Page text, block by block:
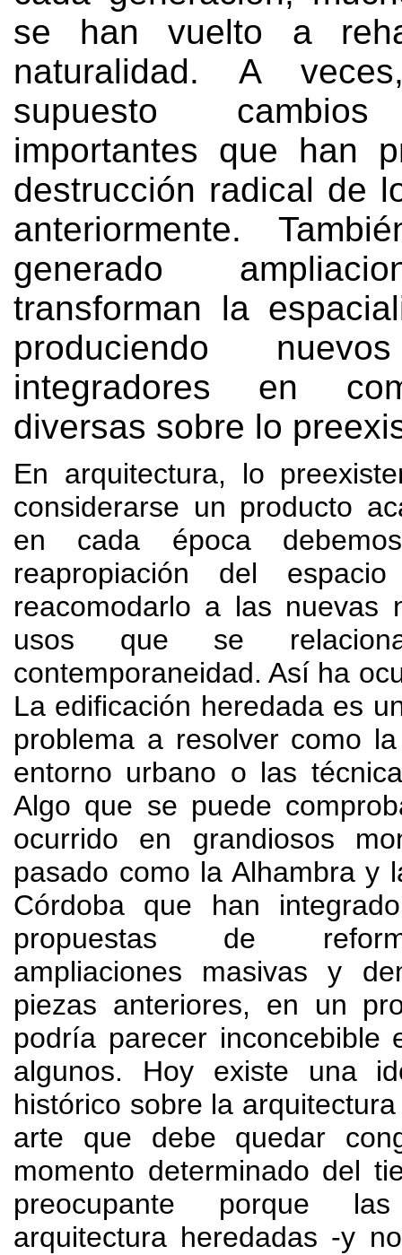
se han vuelto a
naturalidad. A veces
supuesto
importantes que han
destrucción radical de
anteriormente.
generado
transforman la
produciendo
integradores en
diversas sobre lo
En arquitectura, lo
considerarse un producto
en cada época
reapropiación del
reacomodarlo a las nuevas
usos que se
contemporaneidad.Así ha
La edificación heredada es
problema a resolver como
entorno urbano o las
Algo que se puede
ocurrido en grandiosos
pasado como la Alhambra y
Córdoba que han
propuestas de
ampliaciones masivas y
piezas anteriores, en un
podría parecer inconcebible
algunos. Hoy existe una
histórico sobre la
arte que debe quedar
momento determinado del
preocupante porque
arquitectura heredadas -y